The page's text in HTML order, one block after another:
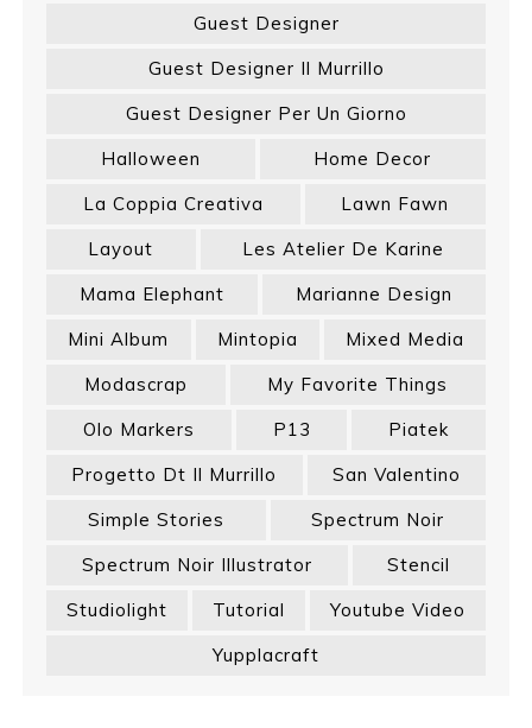
Guest Designer
Guest Designer Il Murrillo
Guest Designer Per Un Giorno
Halloween
Home Decor
La Coppia Creativa
Lawn Fawn
Layout
Les Atelier De Karine
Mama Elephant
Marianne Design
Mini Album
Mintopia
Mixed Media
Modascrap
My Favorite Things
Olo Markers
P13
Piatek
Progetto Dt Il Murrillo
San Valentino
Simple Stories
Spectrum Noir
Spectrum Noir Illustrator
Stencil
Studiolight
Tutorial
Youtube Video
Yupplacraft